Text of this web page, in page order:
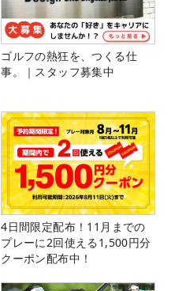
ゴルフの熱狂を、つくる仕
事。｜スタッフ募集中
4日間限定配布！11月までの
プレーに2回使える1,500円分
クーポン配布中！